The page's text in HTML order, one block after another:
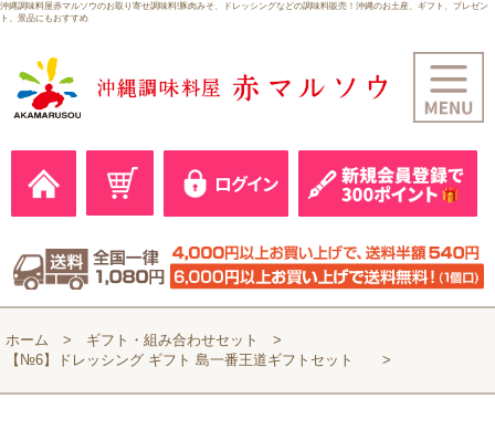
沖縄調味料屋赤マルソウのお取り寄せ調味料!豚肉みそ、ドレッシングなどの調味料販売！沖縄のお土産、ギフト、プレゼン
ト、景品にもおすすめ
ホーム
ギフト・組み合わせセット
【№6】ドレッシング ギフト 島一番王道ギフトセット